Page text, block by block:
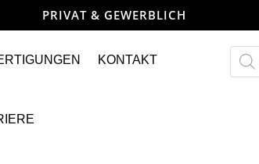
PRIVAT & GEWERBLICH
KONTAKT